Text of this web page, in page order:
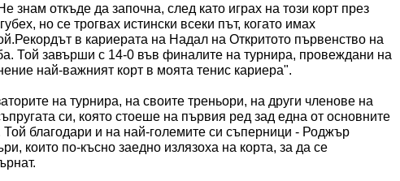
знам откъде да започна, след като играх на този корт през
но се трогвах истински всеки път, когато имах
в кариерата на Надал на Откритото първенство на
Той завърши с 14-0 във финалите на турнира, провеждани на
най-важният корт в моята тенис кариера".
на турнира, на своите треньори, на други членове на
си, която стоеше на първия ред зад една от основните
благодари и на най-големите си съперници - Роджър
които по-късно заедно излязоха на корта, за да се